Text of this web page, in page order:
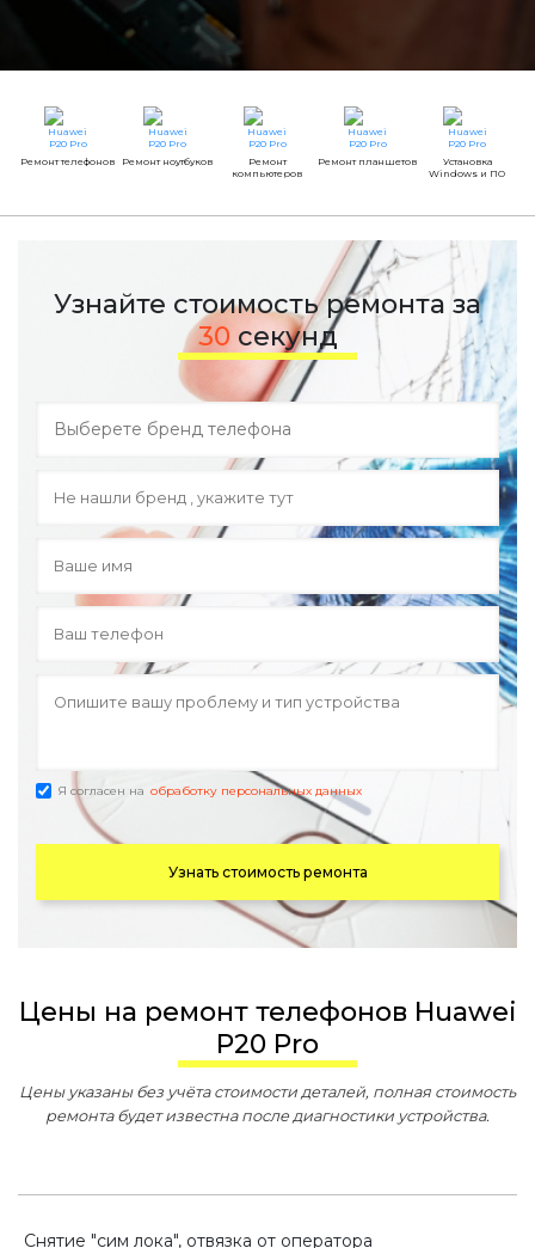
Ремонт телефонов Ремонт ноутбуков
Ремонт
компьютеров
Ремонт планшетов
Установка
Windows и ПО
Узнайте стоимость ремонта за
30 секунд
Я согласен на обработку персональных данных
Узнать стоимость ремонта
Цены на ремонт телефонов Huawei
P20 Pro
Цены указаны без учёта стоимости деталей, полная стоимость
ремонта будет известна после диагностики устройства.
Снятие "сим лока", отвязка от оператора